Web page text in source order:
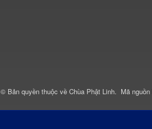
© Bản quyền thuộc về Chùa Phật Linh. Mã nguồn